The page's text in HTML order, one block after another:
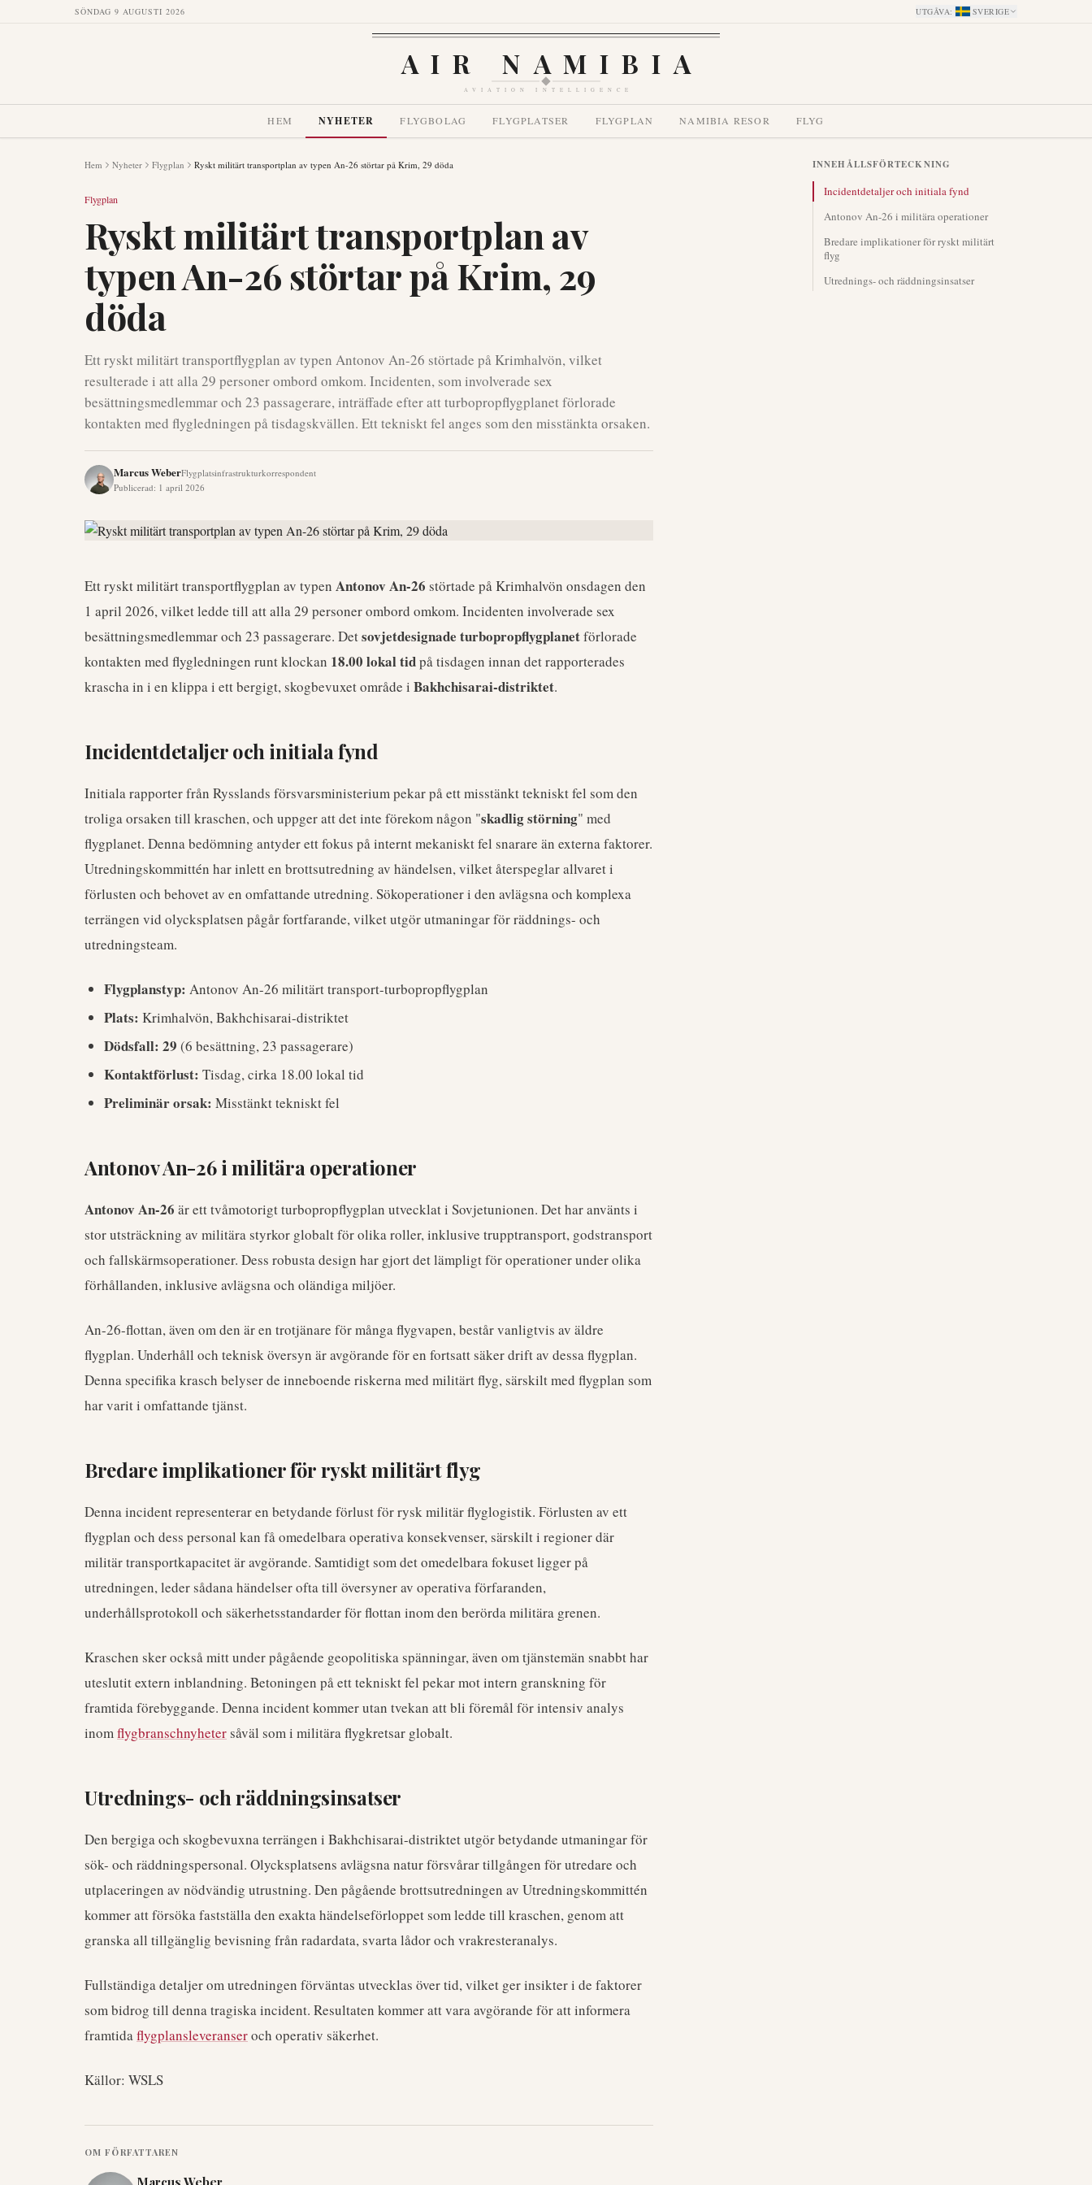
SÖNDAG 9 AUGUSTI 2026 UTGÅVA: SVERIGE
AIR NAMIBIA
AVIATION INTELLIGENCE
HEM NYHETER FLYGBOLAG FLYGPLATSER FLYGPLAN NAMIBIA RESOR FLYG
Hem Nyheter Flygplan Ryskt militärt transportplan av typen An-26 störtar på Krim, 29 döda
Flygplan
Ryskt militärt transportplan av
typen An-26 störtar på Krim, 29
döda
Ett ryskt militärt transportflygplan av typen Antonov An-26 störtade på Krimhalvön, vilket
resulterade i att alla 29 personer ombord omkom. Incidenten, som involverade sex
besättningsmedlemmar och 23 passagerare, inträffade efter att turbopropflygplanet förlorade
kontakten med flygledningen på tisdagskvällen. Ett tekniskt fel anges som den misstänkta orsaken.
Marcus WeberFlygplatsinfrastrukturkorrespondent
Publicerad: 1 april 2026
Ett ryskt militärt transportflygplan av typen Antonov An-26 störtade på Krimhalvön onsdagen den
1 april 2026, vilket ledde till att alla 29 personer ombord omkom. Incidenten involverade sex
besättningsmedlemmar och 23 passagerare. Detsovjetdesignade turbopropflygplanetförlorade
kontakten med flygledningen runt klockan 18.00 lokal tidpå tisdagen innan det rapporterades
krascha in i en klippa i ett bergigt, skogbevuxet område i Bakhchisarai-distriktet.
Incidentdetaljer och initiala fynd
Initiala rapporter från Rysslands försvarsministerium pekar på ett misstänkt tekniskt fel som den
troliga orsaken till kraschen, och uppger att det inte förekom någon "skadlig störning" med
flygplanet. Denna bedömning antyder ett fokus på internt mekaniskt fel snarare än externa faktorer.
Utredningskommittén har inlett en brottsutredning av händelsen, vilket återspeglar allvaret i
förlusten och behovet av en omfattande utredning. Sökoperationer i den avlägsna och komplexa
terrängen vid olycksplatsen pågår fortfarande, vilket utgör utmaningar för räddnings- och
utredningsteam.
Flygplanstyp: Antonov An-26 militärt transport-turbopropflygplan
Plats: Krimhalvön, Bakhchisarai-distriktet
Dödsfall: 29 (6 besättning, 23 passagerare)
Kontaktförlust: Tisdag, cirka 18.00 lokal tid
Preliminär orsak: Misstänkt tekniskt fel
Antonov An-26 i militära operationer
Antonov An-26 är ett tvåmotorigt turbopropflygplan utvecklat i Sovjetunionen. Det har använts i
stor utsträckning av militära styrkor globalt för olika roller, inklusive trupptransport, godstransport
och fallskärmsoperationer. Dess robusta design har gjort det lämpligt för operationer under olika
förhållanden, inklusive avlägsna och oländiga miljöer.
An-26-flottan, även om den är en trotjänare för många flygvapen, består vanligtvis av äldre
flygplan. Underhåll och teknisk översyn är avgörande för en fortsatt säker drift av dessa flygplan.
Denna specifika krasch belyser de inneboende riskerna med militärt flyg, särskilt med flygplan som
har varit i omfattande tjänst.
Bredare implikationer för ryskt militärt flyg
Denna incident representerar en betydande förlust för rysk militär flyglogistik. Förlusten av ett
flygplan och dess personal kan få omedelbara operativa konsekvenser, särskilt i regioner där
militär transportkapacitet är avgörande. Samtidigt som det omedelbara fokuset ligger på
utredningen, leder sådana händelser ofta till översyner av operativa förfaranden,
underhållsprotokoll och säkerhetsstandarder för flottan inom den berörda militära grenen.
Kraschen sker också mitt under pågående geopolitiska spänningar, även om tjänstemän snabbt har
uteslutit extern inblandning. Betoningen på ett tekniskt fel pekar mot intern granskning för
framtida förebyggande. Denna incident kommer utan tvekan att bli föremål för intensiv analys
inomflygbranschnyhetersåväl som i militära flygkretsar globalt.
Utrednings- och räddningsinsatser
Den bergiga och skogbevuxna terrängen i Bakhchisarai-distriktet utgör betydande utmaningar för
sök- och räddningspersonal. Olycksplatsens avlägsna natur försvårar tillgången för utredare och
utplaceringen av nödvändig utrustning. Den pågående brottsutredningen av Utredningskommittén
kommer att försöka fastställa den exakta händelseförloppet som ledde till kraschen, genom att
granska all tillgänglig bevisning från radardata, svarta lådor och vrakresteranalys.
Fullständiga detaljer om utredningen förväntas utvecklas över tid, vilket ger insikter i de faktorer
som bidrog till denna tragiska incident. Resultaten kommer att vara avgörande för att informera
framtidaflygplansleveranseroch operativ säkerhet.
Källor: WSLS
OM FÖRFATTAREN
Marcus Weber
INNEHÅLLSFÖRTECKNING
Incidentdetaljer och initiala fynd
Antonov An-26 i militära operationer
Bredare implikationer för ryskt militärt
flyg
Utrednings- och räddningsinsatser